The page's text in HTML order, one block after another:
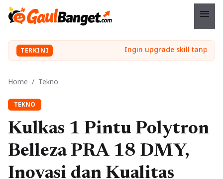
menu
TERKINI
Home / Tekno
TEKNO
Kulkas 1 Pintu Polytron
Belleza PRA 18 DMY,
Inovasi dan Kualitas